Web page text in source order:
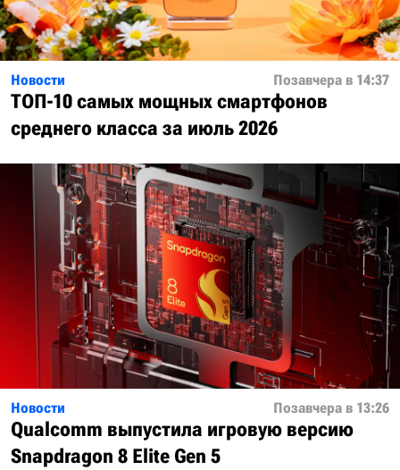
Новости Позавчера в 14:37
ТОП-10 самых мощных смартфонов
среднего класса за июль 2026
Новости Позавчера в 13:26
Qualcomm выпустила игровую версию
Snapdragon 8 Elite Gen 5